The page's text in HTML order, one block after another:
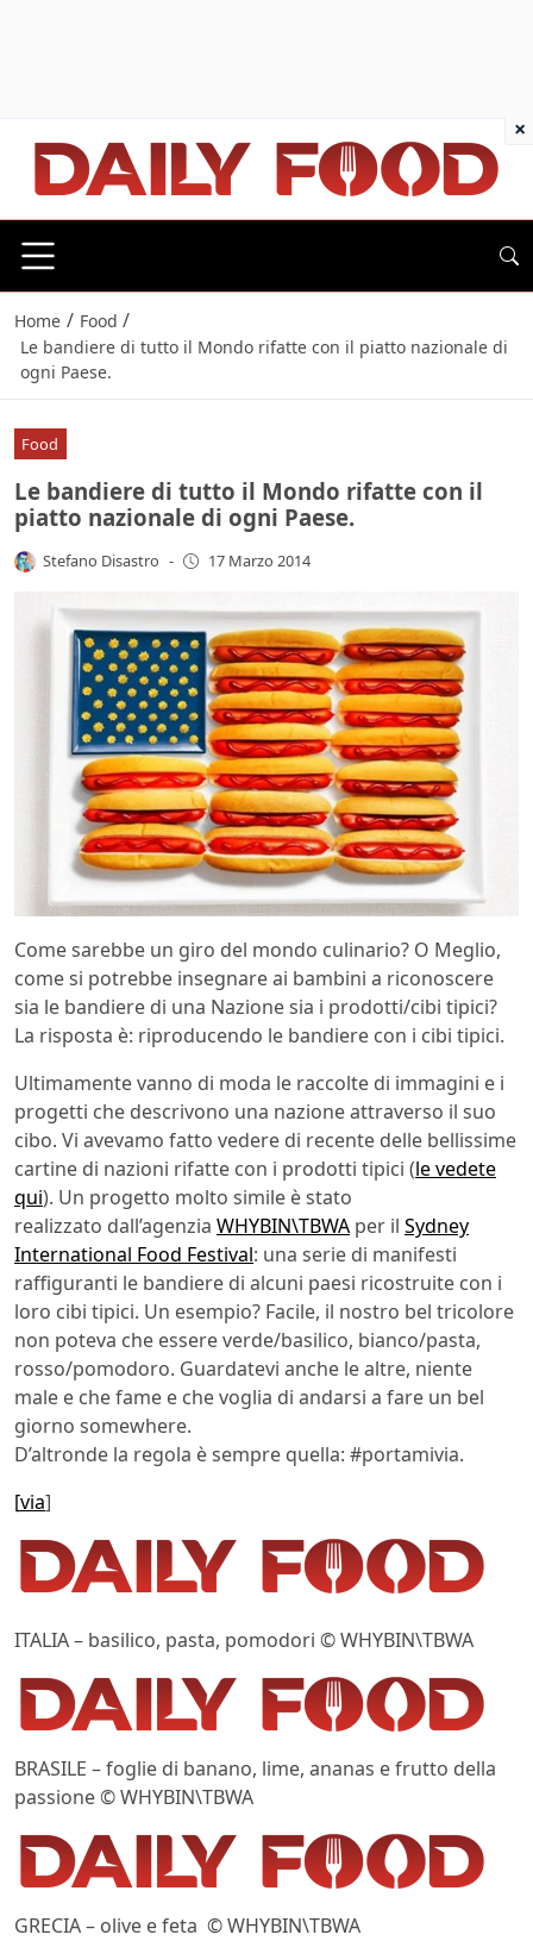
Home / Food /
Le bandiere di tutto il Mondo rifatte con il piatto nazionale di
ogni Paese.
Food
Le bandiere di tutto il Mondo rifatte con il
piatto nazionale di ogni Paese.
Stefano Disastro - 17 Marzo 2014
Come sarebbe un giro del mondo culinario? O Meglio,
come si potrebbe insegnare ai bambini a riconoscere
sia le bandiere di una Nazione sia i prodotti/cibi tipici?
La risposta è: riproducendo le bandiere con i cibi tipici.
Ultimamente vanno di moda le raccolte di immagini e i
progetti che descrivono una nazione attraverso il suo
cibo. Vi avevamo fatto vedere di recente delle bellissime
cartine di nazioni rifatte con i prodotti tipici (le vedete
qui). Un progetto molto simile è stato
realizzato dall’agenzia WHYBIN\TBWA per il Sydney
International Food Festival: una serie di manifesti
raffiguranti le bandiere di alcuni paesi ricostruite con i
loro cibi tipici. Un esempio? Facile, il nostro bel tricolore
non poteva che essere verde/basilico, bianco/pasta,
rosso/pomodoro. Guardatevi anche le altre, niente
male e che fame e che voglia di andarsi a fare un bel
giorno somewhere.
D’altronde la regola è sempre quella: #portamivia.
[via]
ITALIA – basilico, pasta, pomodori © WHYBIN\TBWA
BRASILE – foglie di banano, lime, ananas e frutto della
passione © WHYBIN\TBWA
GRECIA – olive e feta © WHYBIN\TBWA
×